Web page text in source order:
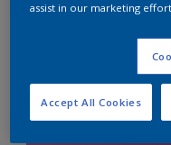
Quantité
assist in our marketing
Accept All Cookies